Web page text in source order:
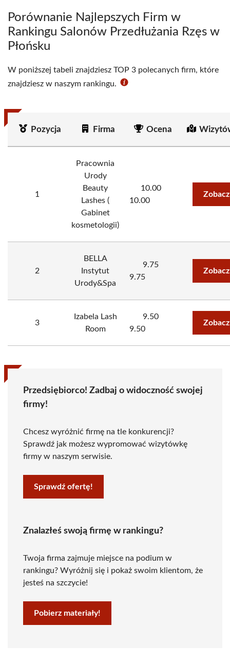
Porównanie Najlepszych Firm w
Rankingu Salonów Przedłużania Rzęs w
Płońsku
W poniższej tabeli znajdziesz TOP 3 polecanych firm, które
znajdziesz w naszym rankingu.
Pozycja Firma Ocena
1
Pracownia
Urody
Beauty
Lashes (
Gabinet
kosmetologii)
10.00
10.00
2
BELLA
Instytut
Urody&Spa
9.75
9.75
3
Izabela Lash
Room
9.50
9.50
Przedsiębiorco! Zadbaj o widoczność swojej
firmy!
Chcesz wyróżnić firmę na tle konkurencji?
Sprawdź jak możesz wypromować wizytówkę
firmy w naszym serwisie.
Sprawdź ofertę!
Znalazłeś swoją firmę w rankingu?
Twoja firma zajmuje miejsce na podium w
rankingu? Wyróżnij się i pokaż swoim klientom, że
jesteś na szczycie!
Pobierz materiały!